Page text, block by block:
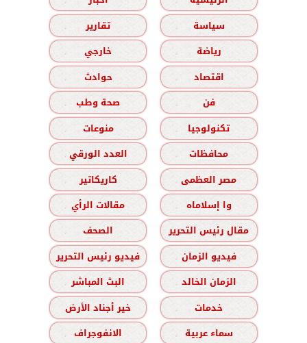
سياسة
تقارير
رياضة
خارجي
اقتصاد
حوادث
فن
صحة وطب
تكنولوجيا
منوعات
محافظات
العدد الورقي
مصر العظمى
كاريكاتير
وا إسلاماه
مقالات الرأي
مقال رئيس التحرير
الصحف
فيديو الزمان
فيديو رئيس التحرير
الزمان الخالد
البث المباشر
خدمات
خير أجناد الأرض
سماء عربية
الانفوجراف